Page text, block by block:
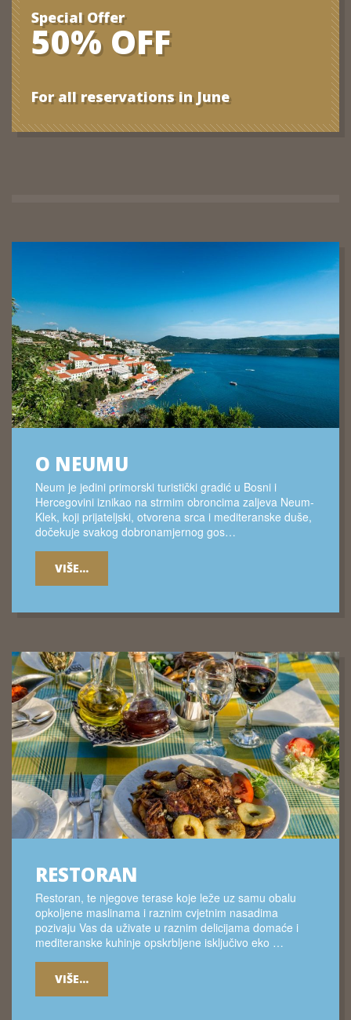
Special Offer
50% OFF
For all reservations in June
O NEUMU
Neum je jedini primorski turistički gradić u Bosni i
Hercegovini iznikao na strmim obroncima zaljeva Neum-
Klek, koji prijateljski, otvorena srca i mediteranske duše,
dočekuje svakog dobronamjernog gos…
VIŠE...
RESTORAN
Restoran, te njegove terase koje leže uz samu obalu
opkoljene maslinama i raznim cvjetnim nasadima
pozivaju Vas da uživate u raznim delicijama domaće i
mediteranske kuhinje opskrbljene isključivo eko …
VIŠE...